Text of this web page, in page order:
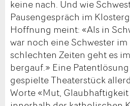
keine nach. Und wie
Pausengespräch im
Hoffnung meint: «Als in
war noch eine Schwester
schlechten Zeiten geht es
bergauf.» Eine
gespielte Theaterstück
Worte «Mut,